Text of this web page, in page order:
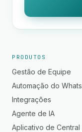
PRODUTOS
Gestão de Equipe
Automação do
Integrações
Agente de IA
Aplicativo de